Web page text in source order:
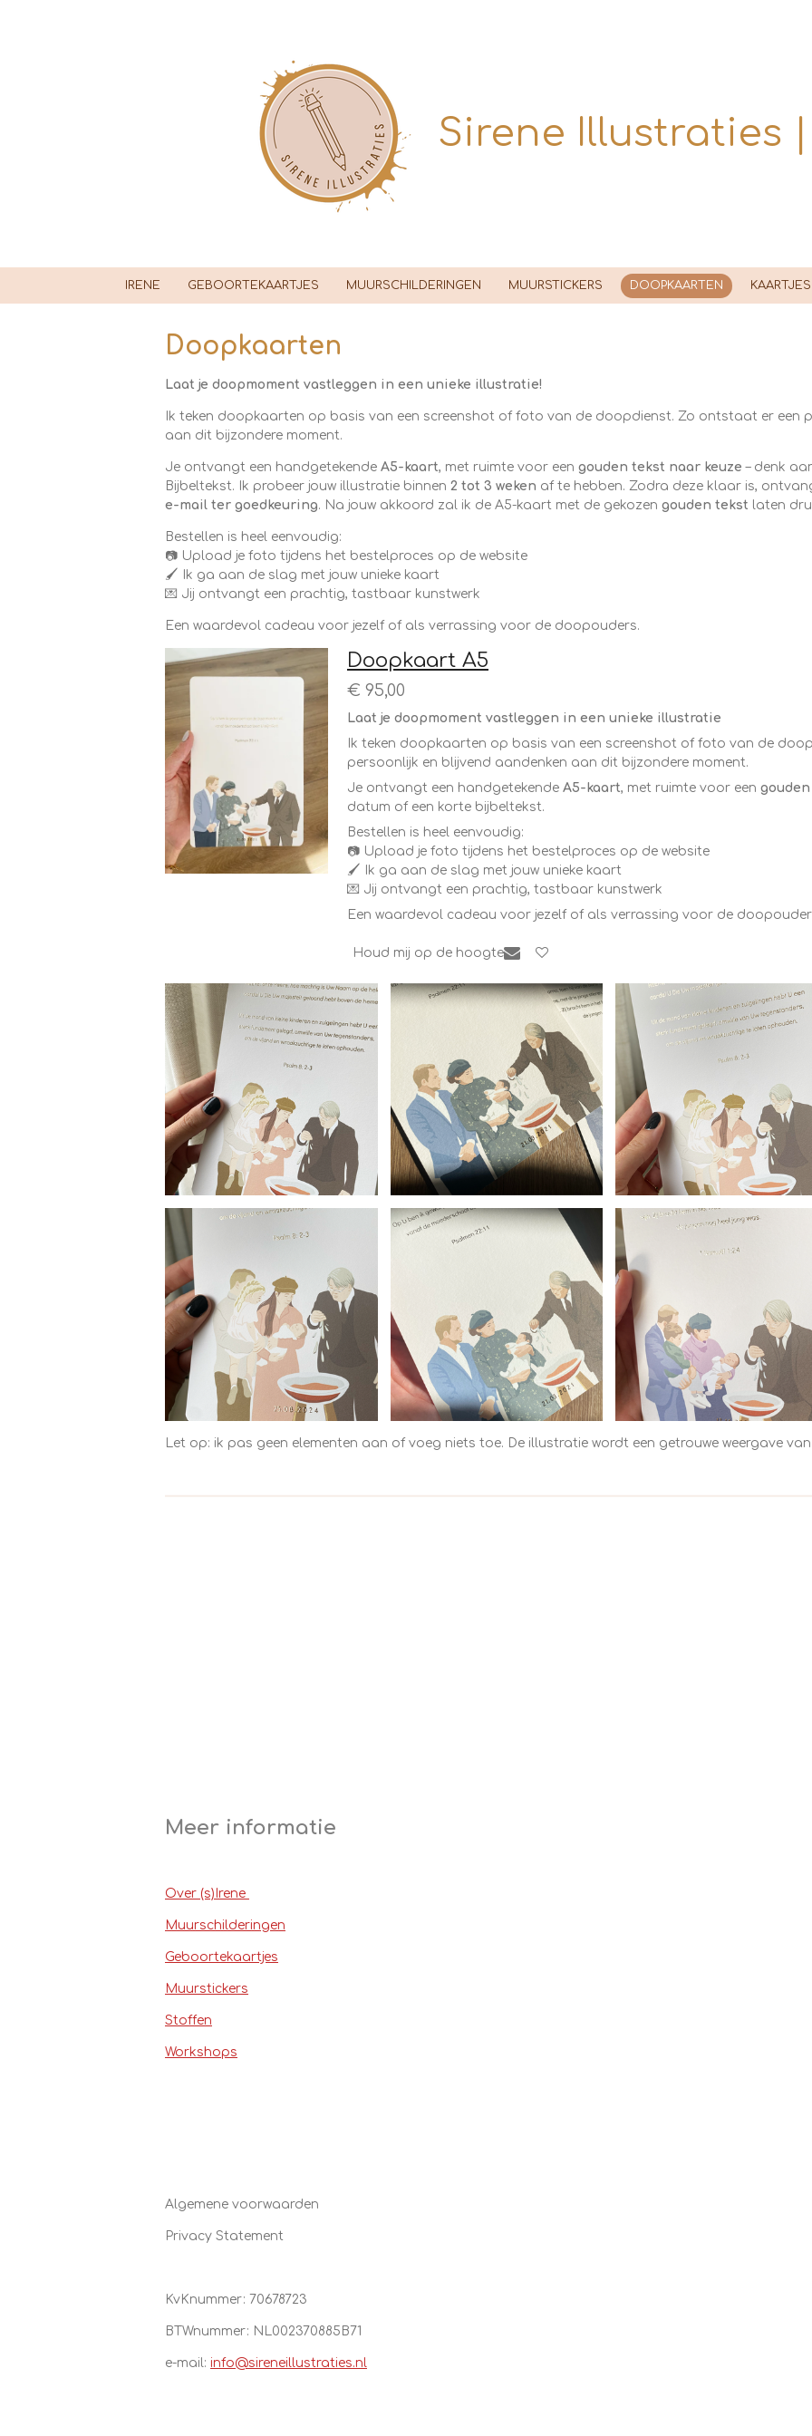
Sirene Illustraties
IRENE GEBOORTEKAARTJES MUURSCHILDERINGEN MUURSTICKERS DOOPKAARTEN KAARTJES
Doopkaarten
Laat je doopmoment vastleggen in een unieke illustratie!
Ik teken doopkaarten op basis van een screenshot of foto van de doopdienst. Zo ontstaat er een
aan dit bijzondere moment.
Je ontvangt een handgetekende A5-kaart, met ruimte voor een gouden tekst naar keuze – denk
Bijbeltekst. Ik probeer jouw illustratie binnen 2 tot 3 weken af te hebben. Zodra deze klaar is,
e-mail ter goedkeuring. Na jouw akkoord zal ik de A5-kaart met de gekozen gouden tekst laten
Bestellen is heel eenvoudig:
📷 Upload je foto tijdens het bestelproces op de website
🖌️ Ik ga aan de slag met jouw unieke kaart
💌 Jij ontvangt een prachtig, tastbaar kunstwerk
Een waardevol cadeau voor jezelf of als verrassing voor de doopouders.
Doopkaart A5
€ 95,00
Laat je doopmoment vastleggen in een unieke illustratie
Ik teken doopkaarten op basis van een screenshot of foto van de
persoonlijk en blijvend aandenken aan dit bijzondere moment.
Je ontvangt een handgetekende A5-kaart, met ruimte voor een
datum of een korte bijbeltekst.
Bestellen is heel eenvoudig:
📷 Upload je foto tijdens het bestelproces op de website
🖌️ Ik ga aan de slag met jouw unieke kaart
💌 Jij ontvangt een prachtig, tastbaar kunstwerk
Een waardevol cadeau voor jezelf of als verrassing voor de
Houd mij op de hoogte
Let op: ik pas geen elementen aan of voeg niets toe. De illustratie wordt een getrouwe weergave
Meer informatie
Over (s)Irene
Muurschilderingen
Geboortekaartjes
Muurstickers
Stoffen
Workshops
Algemene voorwaarden
Privacy Statement
KvKnummer: 70678723
BTWnummer: NL002370885B71
e-mail: info@sireneillustraties.nl